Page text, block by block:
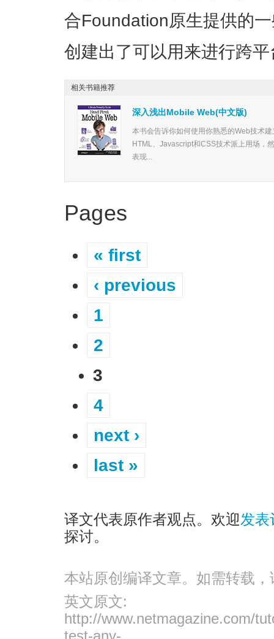
合Foundation原生提供的
创建出了可以用来进行跨
深入浅出Mobile Web(中文版)
本书会告诉你如何使用你熟悉的Web技术
HTML、Javascript和CSS技术派上用场，
表现...
相关书籍推荐
Pages
« first
‹ previous
1
2
3
4
next ›
last »
译文代表原作者观点。欢迎发表
探讨。
本站原创编译文章。如需转载
英文原文:
http://www.netmagazine.com/